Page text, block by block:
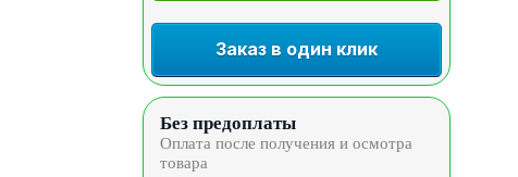
Заказ в один клик
Без предоплаты
Оплата после получения и осмотра
товара